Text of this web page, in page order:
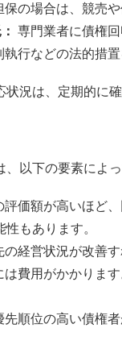
保の場合は、競売や
専門業者に債権回
行などの法的措置
況は、定期的に
以下の要素によ
評価額が高いほど
もあります。
の経営状況が改善
は費用がかかりま
先順位の高い債権